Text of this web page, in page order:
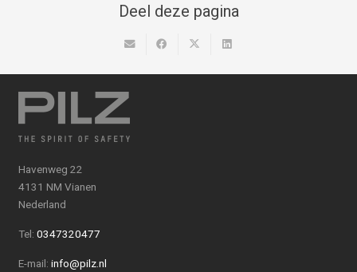
Deel deze pagina
Havenweg 22
4131 NM Vianen
Nederland
Tel: 0347320477
E-mail: info@pilz.nl